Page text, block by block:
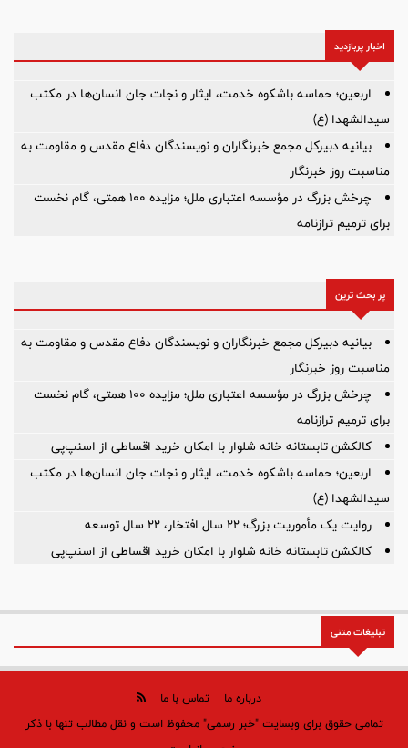
اخبار پربازدید
اربعین؛ حماسه باشکوه خدمت، ایثار و نجات جان انسان‌ها در مکتب
سیدالشهدا (ع)
بیانیه دبیرکل مجمع خبرنگاران و نویسندگان دفاع مقدس و مقاومت به
مناسبت روز خبرنگار
چرخش بزرگ در مؤسسه اعتباری ملل؛ مزایده ۱۰۰ همتی، گام نخست
برای ترمیم ترازنامه
پر بحث ترین
بیانیه دبیرکل مجمع خبرنگاران و نویسندگان دفاع مقدس و مقاومت به
مناسبت روز خبرنگار
چرخش بزرگ در مؤسسه اعتباری ملل؛ مزایده ۱۰۰ همتی، گام نخست
برای ترمیم ترازنامه
کالکشن تابستانه خانه شلوار با امکان خرید اقساطی از اسنپ‌پی
اربعین؛ حماسه باشکوه خدمت، ایثار و نجات جان انسان‌ها در مکتب
سیدالشهدا (ع)
روایت یک مأموریت بزرگ؛ ۲۲ سال افتخار، ۲۲ سال توسعه
کالکشن تابستانه خانه شلوار با امکان خرید اقساطی از اسنپ‌پی
تبلیغات متنی
درباره ما
تماس با ما
تمامی حقوق برای وبسایت "خبر رسمی" محفوظ است و نقل مطالب تنها با ذکر